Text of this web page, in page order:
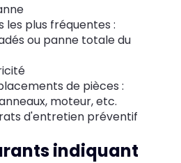
les plus fréquentes :
ou panne totale du
de pièces :
moteur, etc.
d'entretien préventif
indiquant